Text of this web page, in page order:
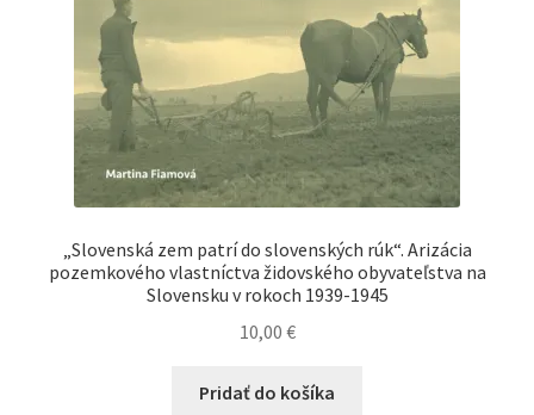
„Slovenská zem patrí do slovenských rúk“. Arizácia
pozemkového vlastníctva židovského obyvateľstva na
Slovensku v rokoch 1939-1945
10,00 €
Pridať do košíka